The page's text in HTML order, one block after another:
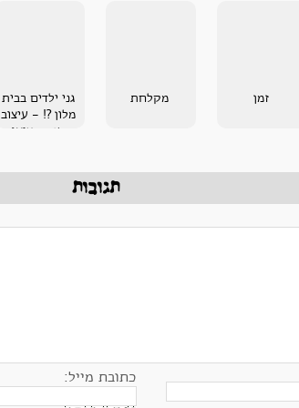
זמן מקלחת
גני ילדים בבית
מלון ?! - עיצוב
משנה מציאות
תגובות
כתובת מייל: